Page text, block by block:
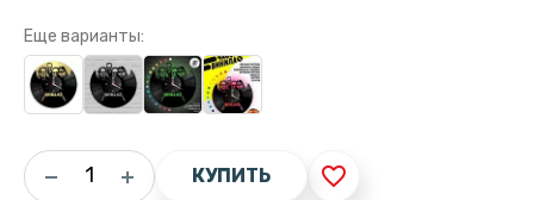
Еще варианты:
КУПИТЬ favorite_border